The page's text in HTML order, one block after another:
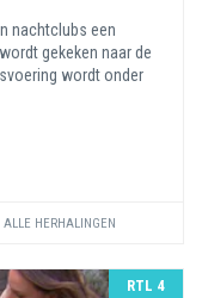
nachtclubs een
gekeken naar de
wordt onder
ALLE HERHALINGEN
RTL 4